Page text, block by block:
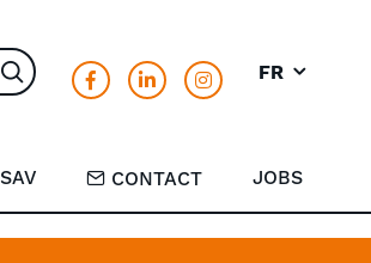
Rechercher FR
SAV CONTACT JOBS